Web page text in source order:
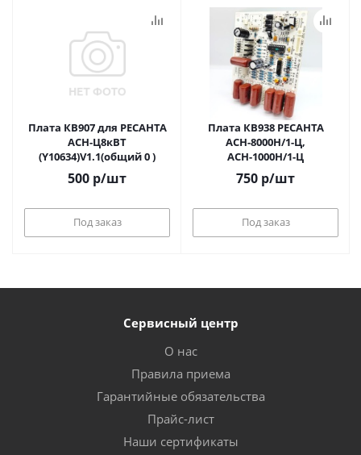
Плата КВ907 для РЕСАНТА
АСН-Ц8кВТ
(Y10634)V1.1(общий 0 )
500 р/шт
Под заказ
Плата КВ938 РЕСАНТА
АСН-8000Н/1-Ц,
АСН-1000Н/1-Ц
750 р/шт
Под заказ
Сервисный центр
О нас
Правила приема
Гарантийные обязательства
Прайс-лист
Наши сертификаты